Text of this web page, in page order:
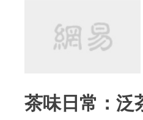
茶味日常：泛